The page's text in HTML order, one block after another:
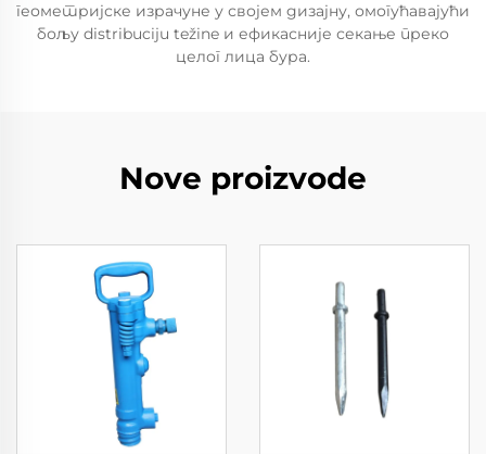
геометријске израчуне у својем дизајну, омогућавајући
бољу distribuciju težine и ефикасније секање преко
целог лица бура.
Nove proizvode